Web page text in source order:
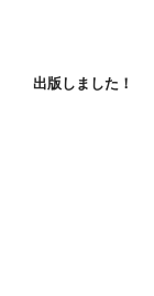
出版しました！